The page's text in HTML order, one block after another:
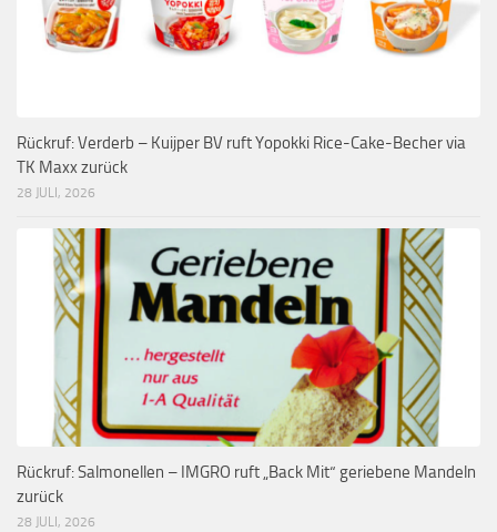
Rückruf: Verderb – Kuijper BV ruft Yopokki Rice-Cake-Becher via
TK Maxx zurück
28 JULI, 2026
Rückruf: Salmonellen – IMGRO ruft „Back Mit“ geriebene Mandeln
zurück
28 JULI, 2026